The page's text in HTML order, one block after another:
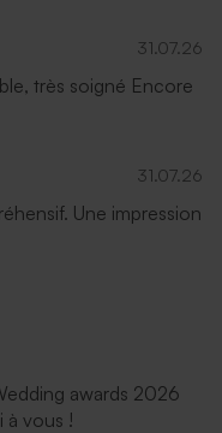
31.07.26
très soigné Encore
31.07.26
Une impression
awards 2026
à vous !